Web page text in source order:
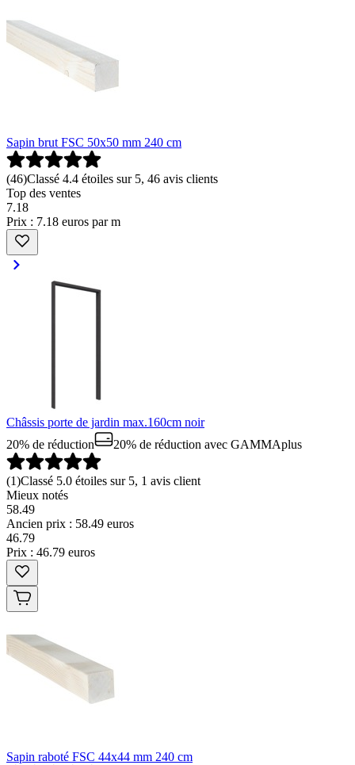
Sapin brut FSC 50x50 mm 240 cm
(46)Classé 4.4 étoiles sur 5, 46 avis clients
Top des ventes
7.18
Prix : 7.18 euros par m
Châssis porte de jardin max.160cm noir
20% de réduction
20% de réduction avec GAMMAplus
(1)Classé 5.0 étoiles sur 5, 1 avis client
Mieux notés
58.49
Ancien prix : 58.49 euros
46.79
Prix : 46.79 euros
Sapin raboté FSC 44x44 mm 240 cm